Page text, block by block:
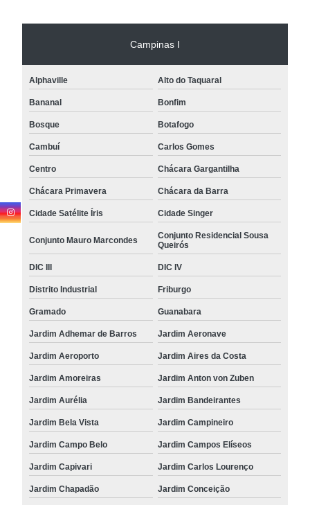
Campinas I
Alphaville Alto do Taquaral
Bananal Bonfim
Bosque Botafogo
Cambuí Carlos Gomes
Centro Chácara Gargantilha
Chácara Primavera Chácara da Barra
Cidade Satélite Íris Cidade Singer
Conjunto Mauro Marcondes
Conjunto Residencial Sousa
Queirós
DIC III DIC IV
Distrito Industrial Friburgo
Gramado Guanabara
Jardim Adhemar de Barros Jardim Aeronave
Jardim Aeroporto Jardim Aires da Costa
Jardim Amoreiras Jardim Anton von Zuben
Jardim Aurélia Jardim Bandeirantes
Jardim Bela Vista Jardim Campineiro
Jardim Campo Belo Jardim Campos Elíseos
Jardim Capivari Jardim Carlos Lourenço
Jardim Chapadão Jardim Conceição